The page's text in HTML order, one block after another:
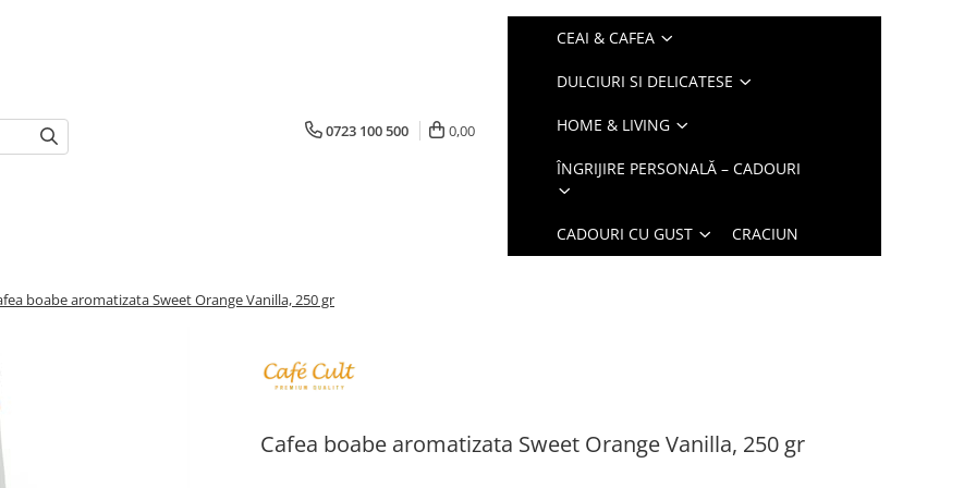
0723 100 500 0,00
CEAI & CAFEA
DULCIURI SI DELICATESE
HOME & LIVING
ÎNGRIJIRE PERSONALĂ – CADOURI
CADOURI CU GUST CRACIUN
boabe aromatizata Sweet Orange Vanilla, 250 gr
Cafea boabe aromatizata Sweet Orange Vanilla, 250 gr